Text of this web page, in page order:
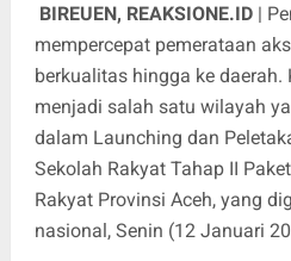
BIREUEN, REAKSIONE.ID|
mempercepat pemerataan
berkualitas hingga ke daerah.
menjadi salah satu wilayah
dalam Launching dan
Sekolah Rakyat Tahap II
Rakyat Provinsi Aceh, yang
nasional, Senin (12 Januari